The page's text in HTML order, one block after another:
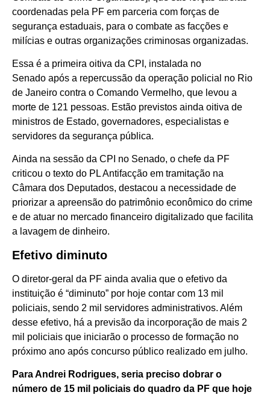
coordenadas pela PF em parceria com forças de
segurança estaduais, para o combate as facções e
milícias e outras organizações criminosas organizadas.
Essa é a primeira oitiva da CPI, instalada no
Senado após a repercussão da operação policial no Rio
de Janeiro contra o Comando Vermelho, que levou a
morte de 121 pessoas. Estão previstos ainda oitiva de
ministros de Estado, governadores, especialistas e
servidores da segurança pública.
Ainda na sessão da CPI no Senado, o chefe da PF
criticou o texto do PL Antifacção em tramitação na
Câmara dos Deputados, destacou a necessidade de
priorizar a apreensão do patrimônio econômico do crime
e de atuar no mercado financeiro digitalizado que facilita
a lavagem de dinheiro.
Efetivo diminuto
O diretor-geral da PF ainda avalia que o efetivo da
instituição é “diminuto” por hoje contar com 13 mil
policiais, sendo 2 mil servidores administrativos. Além
desse efetivo, há a previsão da incorporação de mais 2
mil policiais que iniciarão o processo de formação no
próximo ano após concurso público realizado em julho.
Para Andrei Rodrigues, seria preciso dobrar o
número de 15 mil policiais do quadro da PF que hoje